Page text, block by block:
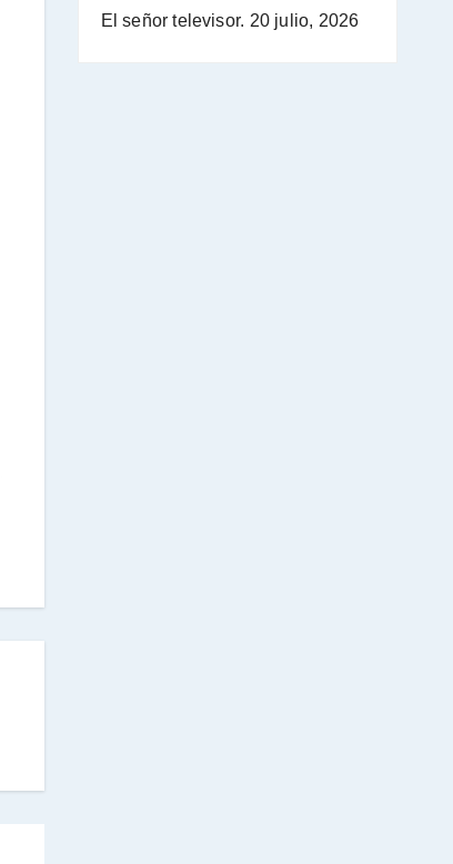
El señor televisor. 20 julio, 2026